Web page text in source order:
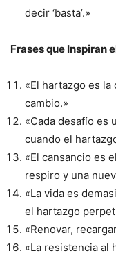
decir ‘basta’.»
Frases que Inspiran
«El hartazgo es
cambio.»
«Cada desafío es
cuando el
«El cansancio es
respiro y una
«La vida es
el hartazgo
«Renovar,
«La resistencia al